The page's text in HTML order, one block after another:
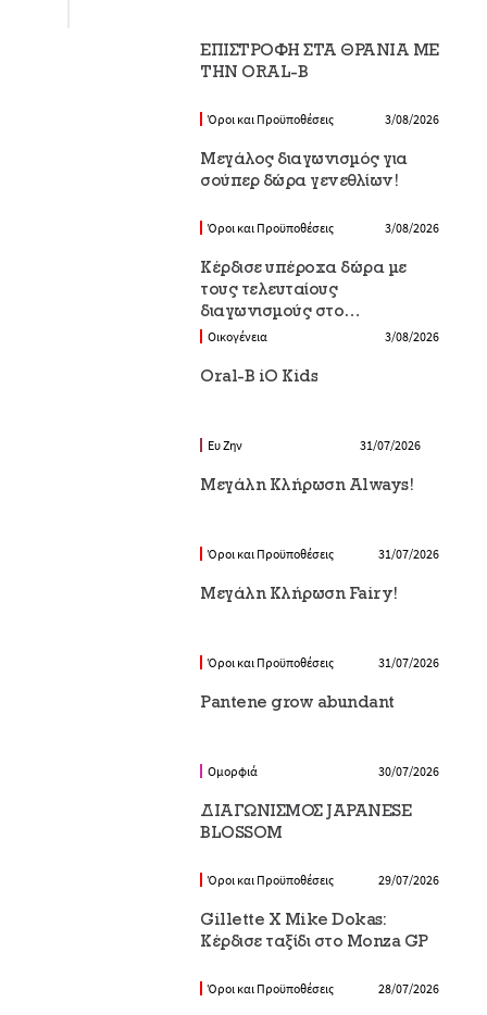
EΠΙΣΤΡΟΦΗ ΣΤΑ ΘΡΑΝΙΑ ΜΕ
ΤΗΝ ORAL-B
Όροι και Προϋποθέσεις 3/08/2026
Μεγάλος διαγωνισμός για
σούπερ δώρα γενεθλίων!
Όροι και Προϋποθέσεις 3/08/2026
Κέρδισε υπέροχα δώρα με
τους τελευταίους
διαγωνισμούς στο
Epithimies.gr
Οικογένεια 3/08/2026
Oral-B iO Kids
Ευ Ζην 31/07/2026
Μεγάλη Κλήρωση Always!
Όροι και Προϋποθέσεις 31/07/2026
Μεγάλη Κλήρωση Fairy!
Όροι και Προϋποθέσεις 31/07/2026
Pantene grow abundant
Ομορφιά 30/07/2026
ΔΙΑΓΩΝΙΣΜΟΣ JAPANESE
BLOSSOM
Όροι και Προϋποθέσεις 29/07/2026
Gillette X Mike Dokas:
Κέρδισε ταξίδι στο Monza GP
Όροι και Προϋποθέσεις 28/07/2026